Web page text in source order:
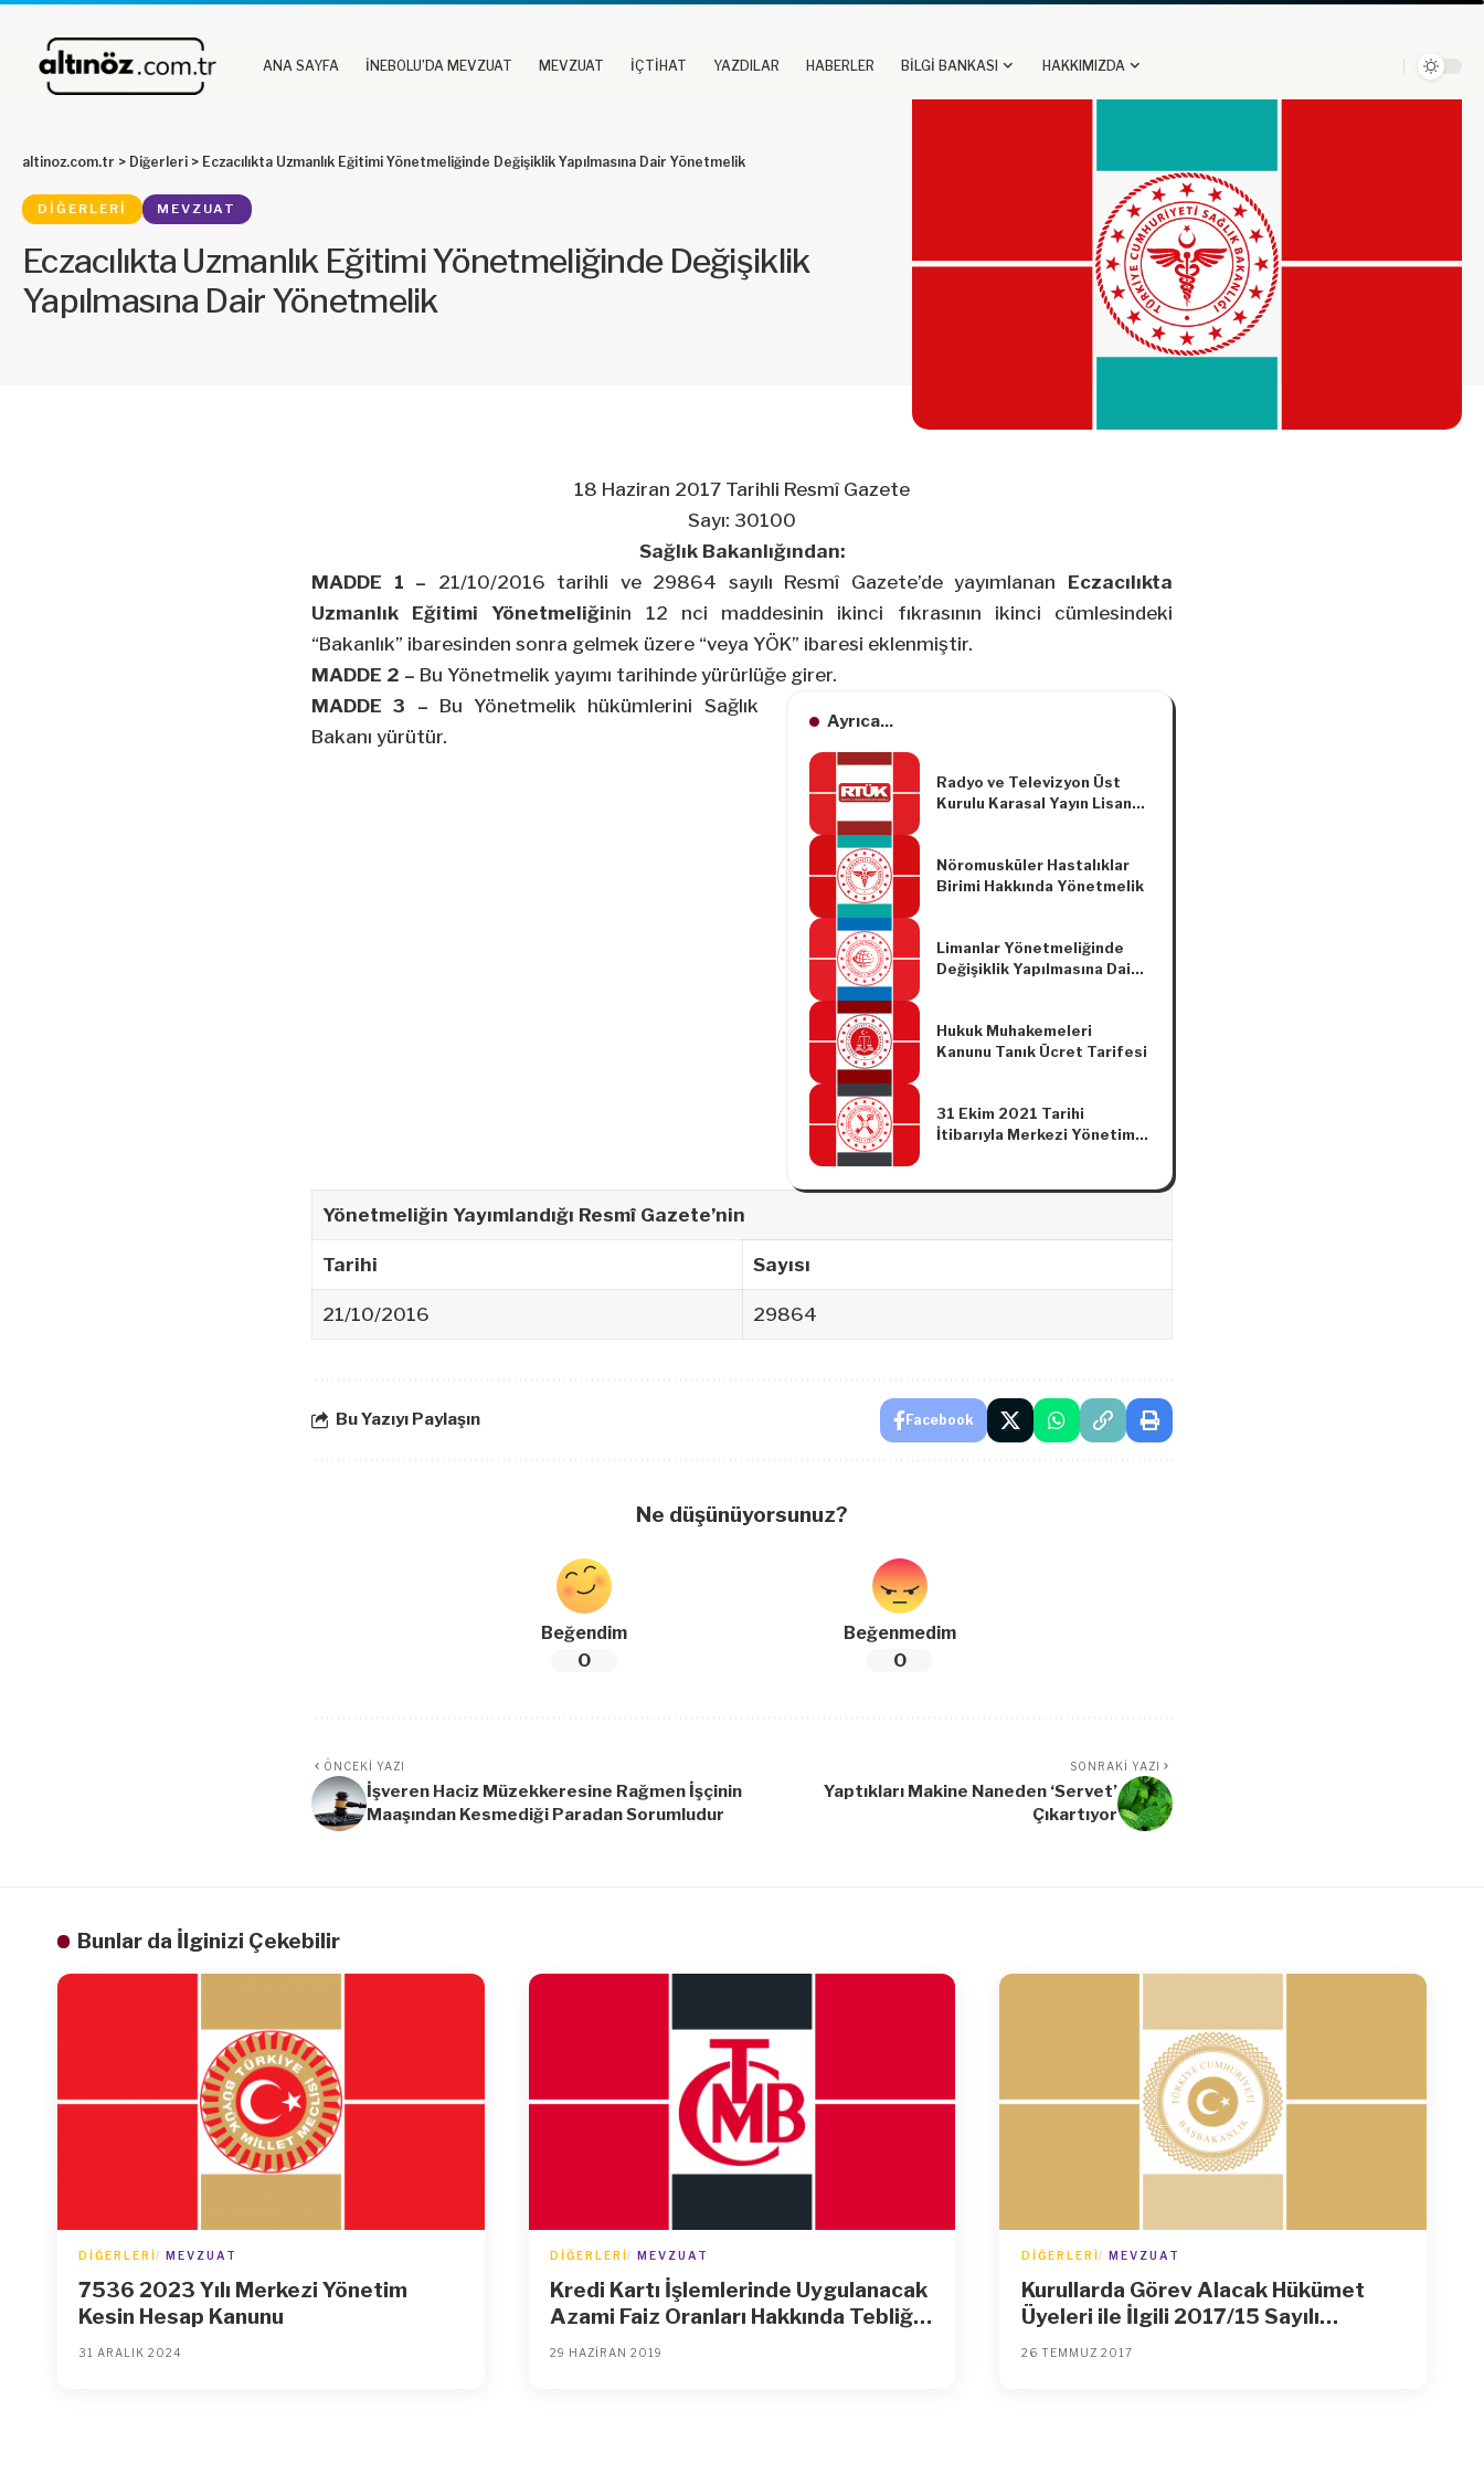
ANA SAYFA İNEBOLU’DA MEVZUAT MEVZUAT İÇTİHAT YAZDILAR HABERLER BİLGİ BANKASI HAKKIMIZDA
altinoz.com.tr > Diğerleri > Eczacılıkta Uzmanlık Eğitimi Yönetmeliğinde Değişiklik Yapılmasına Dair Yönetmelik
DIĞERLERI MEVZUAT
Eczacılıkta Uzmanlık Eğitimi Yönetmeliğinde Değişiklik
Yapılmasına Dair Yönetmelik
18 Haziran 2017 Tarihli Resmî Gazete
Sayı: 30100
Sağlık Bakanlığından:
MADDE 1 –
21/10/2016 tarihli ve 29864 sayılı Resmî Gazete’de yayımlanan Eczacılıkta
Uzmanlık Eğitimi Yönetmeliğinin 12 nci maddesinin ikinci fıkrasının ikinci cümlesindeki
“Bakanlık” ibaresinden sonra gelmek üzere “veya YÖK” ibaresi eklenmiştir.
MADDE 2 – Bu Yönetmelik yayımı tarihinde yürürlüğe girer.
Ayrıca...
Radyo ve Televizyon Üst
Kurulu Karasal Yayın Lisansı
Yönetmelik
Nöromusküler Hastalıklar
Birimi Hakkında Yönetmelik
Limanlar Yönetmeliğinde
Değişiklik Yapılmasına Dair
Hukuk Muhakemeleri
Kanunu Tanık Ücret Tarifesi
31 Ekim 2021 Tarihi
İtibarıyla Merkezi Yönetim
MADDE 3 – Bu Yönetmelik hükümlerini Sağlık
Bakanı yürütür.
Yönetmeliğin Yayımlandığı Resmî Gazete’nin
Tarihi Sayısı
21/10/2016 29864
Bu Yazıyı Paylaşın Facebook
Ne düşünüyorsunuz?
Beğendim
0
Beğenmedim
0
ÖNCEKI YAZI
İşveren Haciz Müzekkeresine Rağmen İşçinin
Maaşından Kesmediği Paradan Sorumludur
SONRAKI YAZI
Yaptıkları Makine Naneden ‘Servet’
Çıkartıyor
Bunlar da İlginizi Çekebilir
DIĞERLERI MEVZUAT
7536 2023 Yılı Merkezi Yönetim
Kesin Hesap Kanunu
31 ARALIK 2024
DIĞERLERI MEVZUAT
Kredi Kartı İşlemlerinde Uygulanacak
Azami Faiz Oranları Hakkında Tebliğ
(Sayı: 2016/8)’de Değişiklik
29 HAZIRAN 2019
DIĞERLERI MEVZUAT
Kurullarda Görev Alacak Hükümet
Üyeleri ile İlgili 2017/15 Sayılı
Başbakanlık Genelgesi
26 TEMMUZ 2017